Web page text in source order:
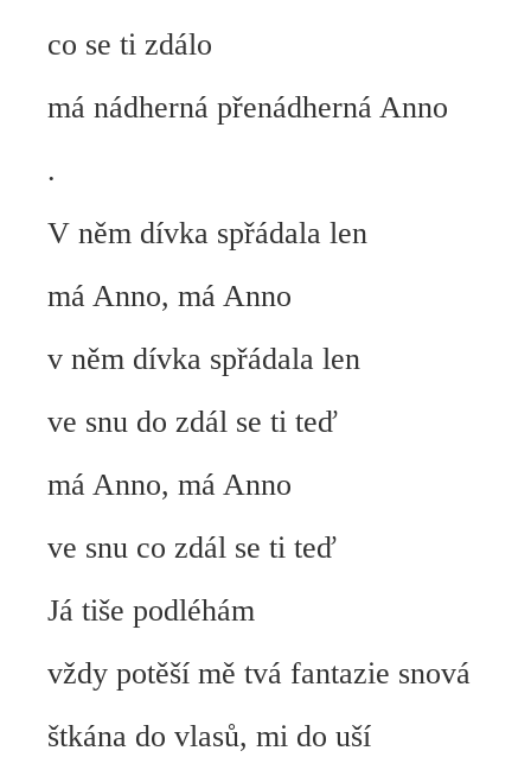
co se ti zdálo
má nádherná přenádherná Anno
.
V něm dívka spřádala len
má Anno, má Anno
v něm dívka spřádala len
ve snu do zdál se ti teď
má Anno, má Anno
ve snu co zdál se ti teď
Já tiše podléhám
vždy potěší mě tvá fantazie snová
štkána do vlasů, mi do uší